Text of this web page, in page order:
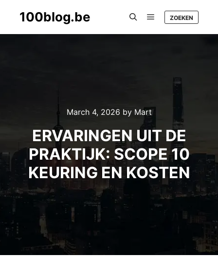
100blog.be ZOEKEN
March 4, 2026 by Mart
ERVARINGEN UIT DE
PRAKTIJK: SCOPE 10
KEURING EN KOSTEN